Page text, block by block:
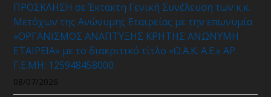
ΠΡΟΣΚΛΗΣΗ σε Έκτακτη Γενική Συνέλευση των κ.κ.
Μετόχων της Ανώνυμης Εταιρείας με την επωνυμία
«ΟΡΓΑΝΙΣΜΟΣ ΑΝΑΠΤΥΞΗΣ ΚΡΗΤΗΣ ΑΝΩΝΥΜΗ
ΕΤΑΙΡΕΙΑ» με το διακριτικό τίτλο «Ο.Α.Κ. Α.Ε.» ΑΡ.
Γ.Ε.ΜΗ: 125948458000
08/07/2026